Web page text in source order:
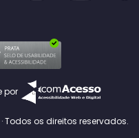
Todos os direitos reservados.
por